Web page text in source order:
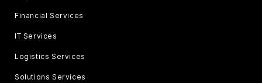
Financial Services
IT Services
Logistics Services
Solutions Services